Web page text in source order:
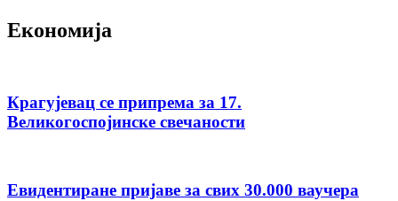
Економија
Крагујевац се припрема за 17.
Великогоспојинске свечаности
Евидентиране пријаве за свих 30.000 ваучера